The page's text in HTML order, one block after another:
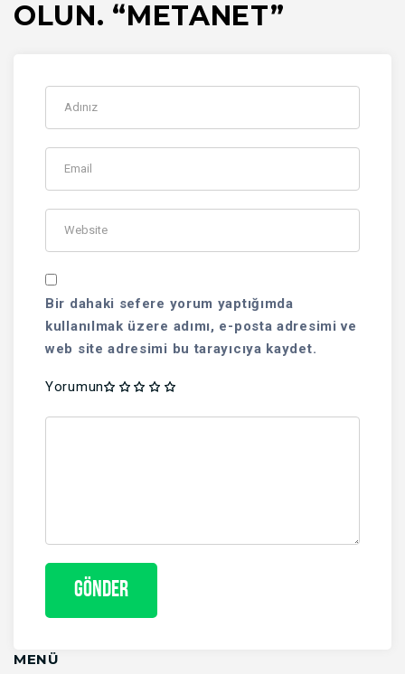
OLUN. “METANET”
Bir dahaki sefere yorum yaptığımda
kullanılmak üzere adımı, e-posta adresimi ve
web site adresimi bu tarayıcıya kaydet.
Yorumun
MENÜ